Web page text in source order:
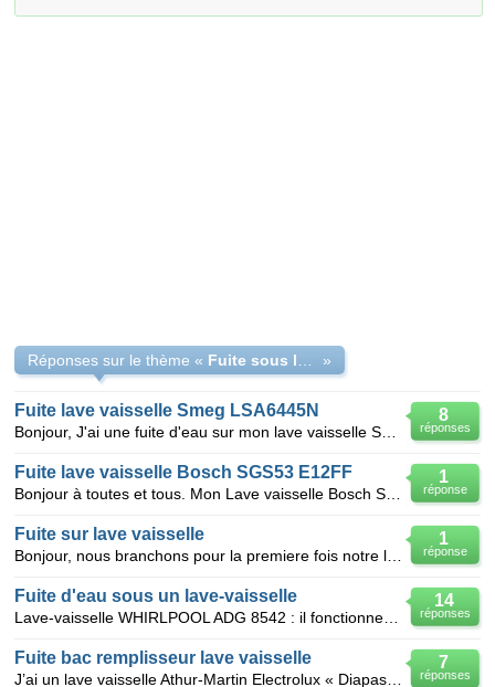
Réponses sur le thème « »
8
réponses
Fuite lave vaisselle Smeg LSA6445N
1
réponse
Fuite lave vaisselle Bosch SGS53 E12FF
1
réponse
Fuite sur lave vaisselle
14
réponses
Fuite d'eau sous un lave-vaisselle
7
réponses
Fuite bac remplisseur lave vaisselle